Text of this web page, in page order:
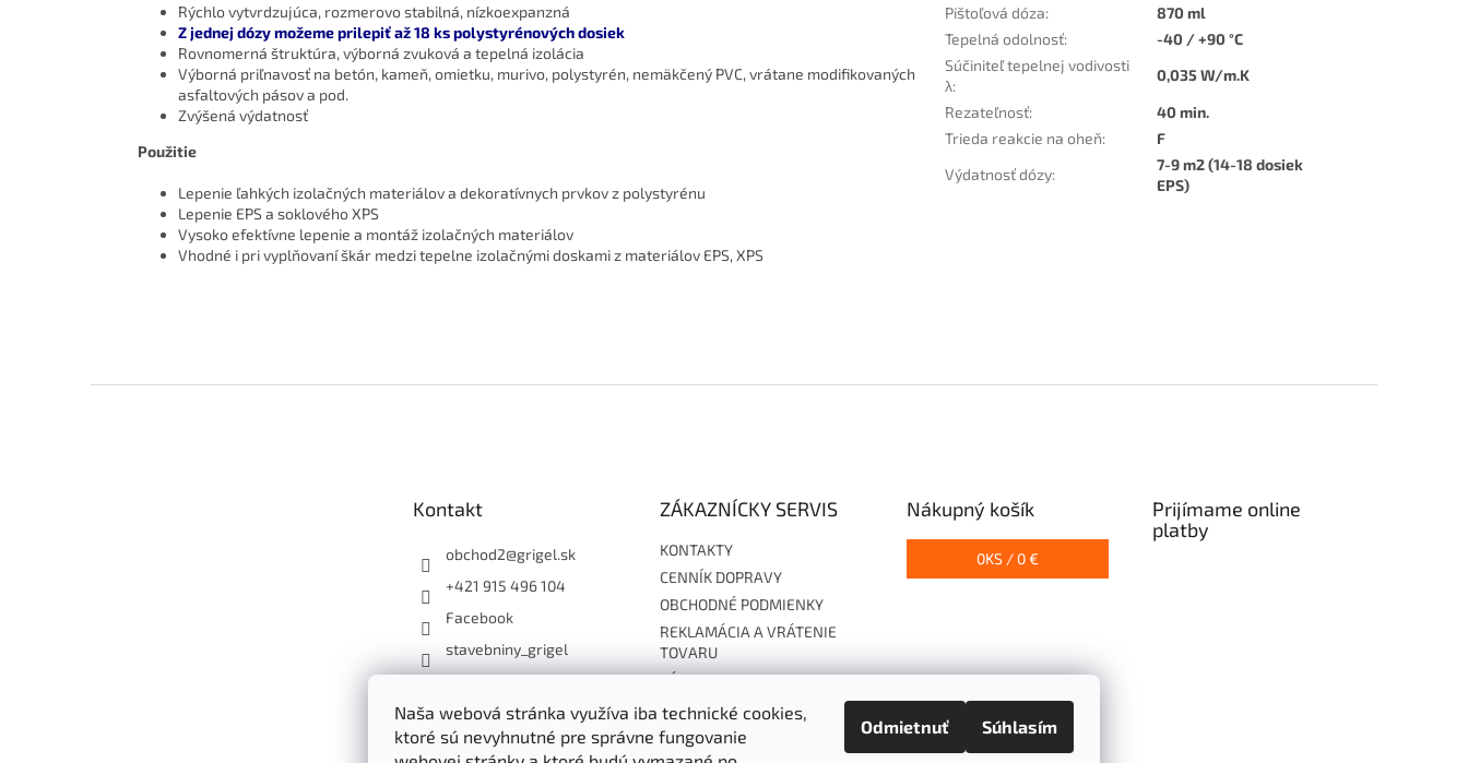
Naša webová stránka využíva iba technické cookies,
ktoré sú nevyhnutné pre správne fungovanie
Odmietnuť Súhlasím
Rýchlo vytvrdzujúca, rozmerovo stabilná, nízkoexpanzná
Z jednej dózy možeme prilepiť až 18 ks polystyrénových dosiek
Rovnomerná štruktúra, výborná zvuková a tepelná izolácia
Výborná priľnavosť na betón, kameň, omietku, murivo, polystyrén, nemäkčený PVC, vrátane modifikovaných
asfaltových pásov a pod.
Zvýšená výdatnosť
Použitie
Lepenie ľahkých izolačných materiálov a dekoratívnych prvkov z polystyrénu
Lepenie EPS a soklového XPS
Vysoko efektívne lepenie a montáž izolačných materiálov
Vhodné i pri vyplňovaní škár medzi tepelne izolačnými doskami z materiálov EPS, XPS
Pištoľová dóza:
870 ml
Tepelná odolnosť:
-40 / +90 °C
Súčiniteľ tepelnej vodivosti
λ:
0,035 W/m.K
Rezateľnosť:
40 min.
Trieda reakcie na oheň:
F
Výdatnosť dózy:
7-9 m2 (14-18 dosiek
EPS)
Kontakt
obchod2@grigel.sk
+421 915 496 104
Facebook
stavebniny_grigel
+421915496104
ZÁKAZNÍCKY SERVIS
KONTAKTY
CENNÍK DOPRAVY
OBCHODNÉ PODMIENKY
REKLAMÁCIA A VRÁTENIE
TOVARU
ZÁSADY OCHRANY
Súhlas so zasielaním EF
Cookies
Nákupný košík
0KS / 0 €
Prijímame online
platby